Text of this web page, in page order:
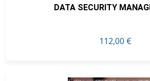
DATA SECURITY
112,00 €